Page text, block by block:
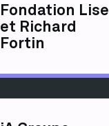
Fondation Lise
et Richard
Fortin